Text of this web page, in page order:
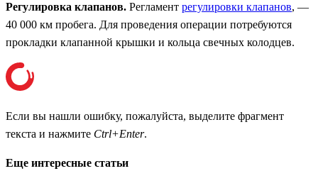
Регулировка клапанов. Регламент регулировки клапанов, —
40 000 км пробега. Для проведения операции потребуются
прокладки клапанной крышки и кольца свечных колодцев.
Если вы нашли ошибку, пожалуйста, выделите фрагмент
текста и нажмите Ctrl+Enter.
Еще интересные статьи